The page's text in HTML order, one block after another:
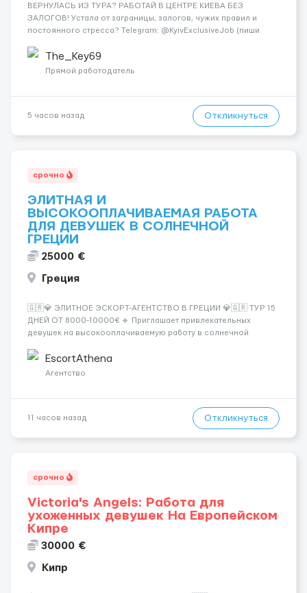
ВЕРНУЛАСЬ ИЗ ТУРА? РАБОТАЙ В ЦЕНТРЕ КИЕВА БЕЗ
ЗАЛОГОВ! Устала от заграницы, залогов, чужих правил и
постоянного стресса? Telegram: @KyivExclusiveJob (пиши
самом центре Киева Можно работать в эскорте или в
эротическом массаже (н...
The_Key69
Прямой работодатель
5 часов назад Откликнуться
срочно
ЭЛИТНАЯ И
ВЫСОКООПЛАЧИВАЕМАЯ РАБОТА
ДЛЯ ДЕВУШЕК В СОЛНЕЧНОЙ
ГРЕЦИИ
25000 €
Греция
🇬🇷💎 ЭЛИТНОЕ ЭСКОРТ-АГЕНТСТВО В ГРЕЦИИ 💎🇬🇷 ТУР 15
ДНЕЙ ОТ 8000-10000€ 🔹 Приглашает привлекательных
девушек на высокооплачиваемую работу в солнечной
хорошие деньги 💶 — это предложение для тебя! 🔹
Требования: ✔️ Возраст от ...
EscortAthena
Агентство
11 часов назад Откликнуться
срочно
Victoria's Angels: Работа для
ухоженных девушек На Европейском
Кипре
30000 €
Кипр